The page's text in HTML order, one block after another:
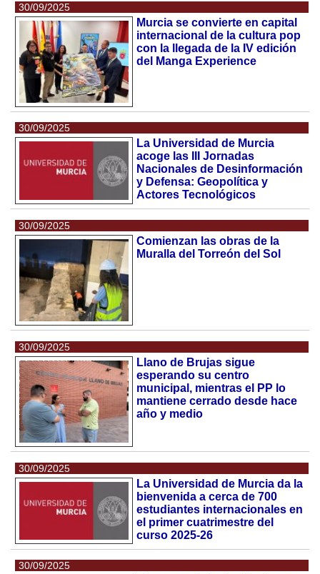
30/09/2025
Murcia se convierte en capital
internacional de la cultura pop
con la llegada de la IV edición
del Manga Experience
30/09/2025
La Universidad de Murcia
acoge las III Jornadas
Nacionales de Desinformación
y Defensa: Geopolítica y
Actores Tecnológicos
30/09/2025
Comienzan las obras de la
Muralla del Torreón del Sol
30/09/2025
Llano de Brujas sigue
esperando su centro
municipal, mientras el PP lo
mantiene cerrado desde hace
año y medio
30/09/2025
La Universidad de Murcia da la
bienvenida a cerca de 700
estudiantes internacionales en
el primer cuatrimestre del
curso 2025-26
30/09/2025